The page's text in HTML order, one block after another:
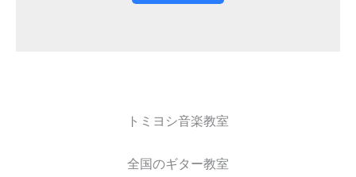
トミヨシ音楽教室
全国のギター教室